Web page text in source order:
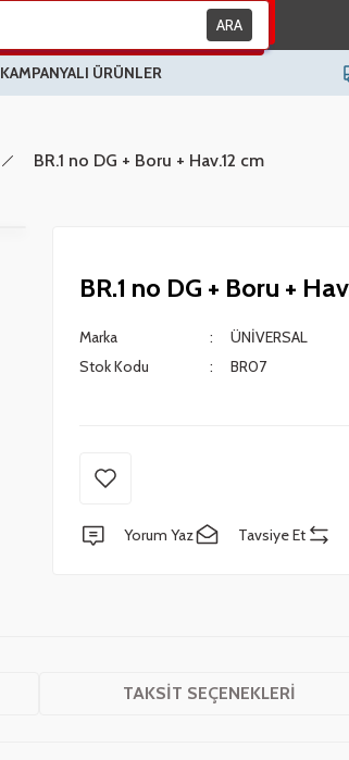
ARA
KAMPANYALI ÜRÜNLER
BR.1 no DG + Boru + Hav.12 cm
BR.1 no DG + Boru +
Marka
ÜNİVERSAL
Stok Kodu
BR07
Yorum Yaz Tavsiye Et
TAKSIT SEÇENEKLERI